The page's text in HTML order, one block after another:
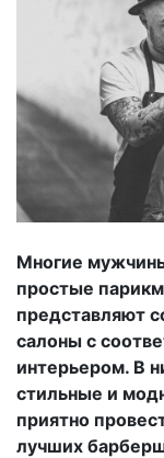
Многие
простые
представляют
салоны с
интерьером. В
стильные и
приятно
лучших